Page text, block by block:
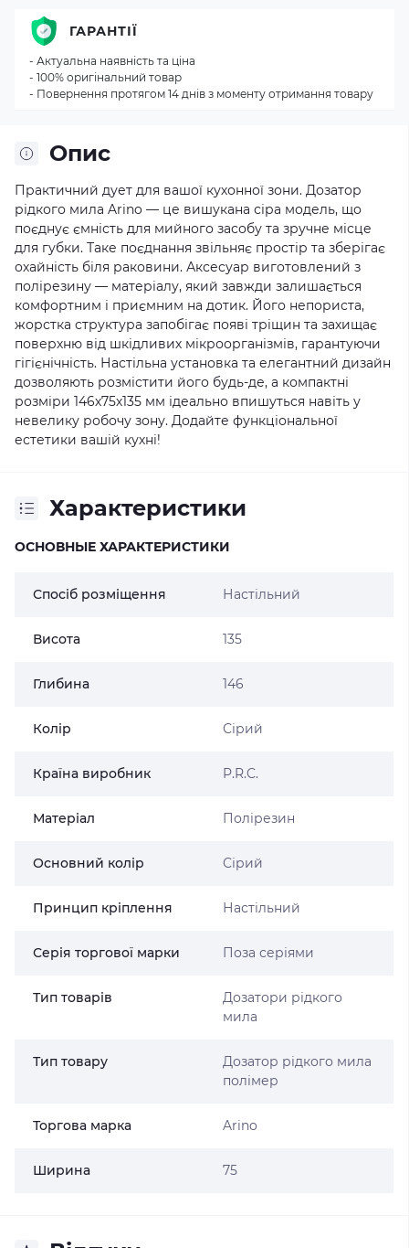
Опис
Практичний дует для вашої кухонної зони. Дозатор
рідкого мила Arino — це вишукана сіра модель, що
поєднує ємність для мийного засобу та зручне місце
для губки. Таке поєднання звільняє простір та зберігає
охайність біля раковини. Аксесуар виготовлений з
полірезину — матеріалу, який завжди залишається
комфортним і приємним на дотик. Його непориста,
жорстка структура запобігає появі тріщин та захищає
поверхню від шкідливих мікроорганізмів, гарантуючи
гігієнічність. Настільна установка та елегантний дизайн
дозволяють розмістити його будь-де, а компактні
розміри 146х75х135 мм ідеально впишуться навіть у
невелику робочу зону. Додайте функціональної
естетики вашій кухні!
Характеристики
ОСНОВНЫЕ ХАРАКТЕРИСТИКИ
Спосіб розміщення Настільний
Висота 135
Глибина 146
Колір Сірий
Країна виробник P.R.C.
Матеріал Полірезин
Основний колір Сірий
Принцип кріплення Настільний
Серія торгової марки Поза серіями
Тип товарів
Дозатори рідкого
мила
Тип товару
Дозатор рідкого мила
полімер
Торгова марка Arino
Ширина 75
ГАРАНТІЇ
- Актуальна наявність та ціна
- 100% оригінальний товар
- Повернення протягом 14 днів з моменту отримання товару